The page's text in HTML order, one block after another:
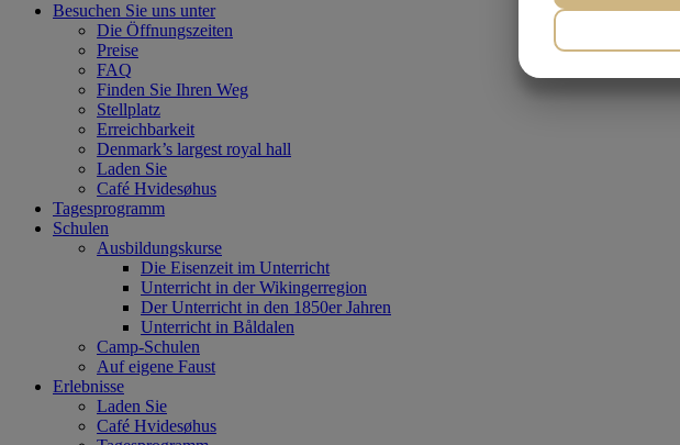
Besuchen Sie uns unter
Die Öffnungszeiten
Preise
FAQ
Finden Sie Ihren Weg
Stellplatz
Erreichbarkeit
Denmark’s largest royal hall
Laden Sie
Café Hvidesøhus
Tagesprogramm
Schulen
Ausbildungskurse
Die Eisenzeit im Unterricht
Unterricht in der Wikingerregion
Der Unterricht in den 1850er Jahren
Unterricht in Båldalen
Camp-Schulen
Auf eigene Faust
Erlebnisse
Laden Sie
Café Hvidesøhus